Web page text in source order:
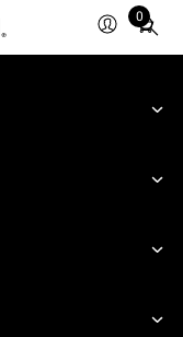
0
Total
items
cart: